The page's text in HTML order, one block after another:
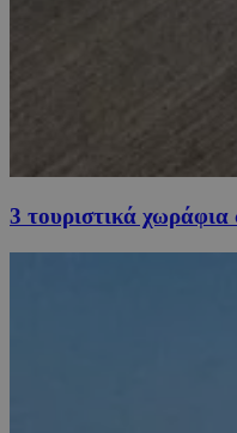
3 τουριστικά